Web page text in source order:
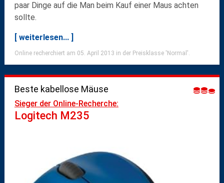
paar Dinge auf die Man beim Kauf einer Maus achten
sollte.
[ weiterlesen... ]
Online recherchiert am 05. April 2013 in der Preisklasse 'Normal'.
Beste kabellose Mäuse
Sieger der Online-Recherche:
Logitech M235